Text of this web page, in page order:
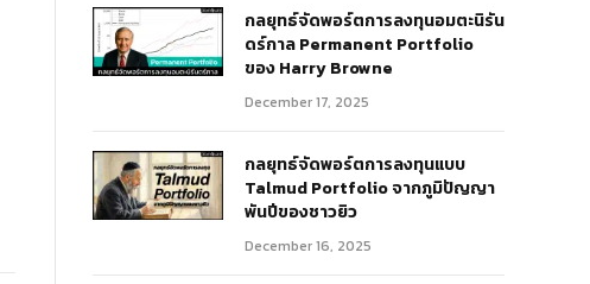
กลยุทธ์​จัดพอร์ตการลงทุนอมตะนิรัน
ดร์กาล Permanent Portfolio
ของ Harry Browne
December 17, 2025
กลยุทธ์จัดพอร์ตการลงทุนแบบ
Talmud Portfolio จากภูมิปัญญา
พันปีของชาวยิว
December 16, 2025